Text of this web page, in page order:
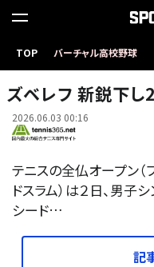
TOP バーチャル高校野球
ズベレフ 新鋭下
2026.06.03 00:16
テニスの全仏オープン（
ドスラム）は２日、男子
シード…
記